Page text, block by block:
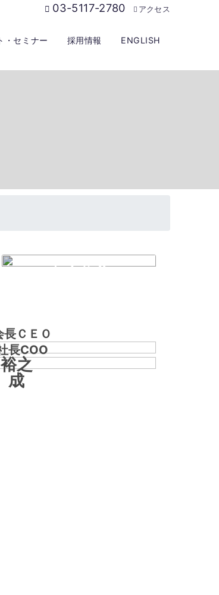
03-5117-2780 アクセス
・セミナー 採用情報 ENGLISH
アクセス
ＣＥＯ
之
長COO
成